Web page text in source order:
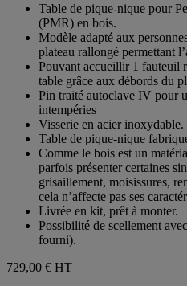
avis
étoiles.
Table de pique-nique pour
(PMR) en bois.
Modèle adapté aux
plateau rallongé permettant
Pouvant accueillir 1 fauteuil
table grâce aux débords du
Pin traité autoclave IV pour
intempéries
Visserie en acier inoxydable.
Table de pique-nique
Comme le bois est un
parfois présenter certaines
grisaillement, moisissures,
cela n’affecte pas ses
Livrée en kit, prêt à monter.
Possibilité de scellement
fourni).
729,00 € HT